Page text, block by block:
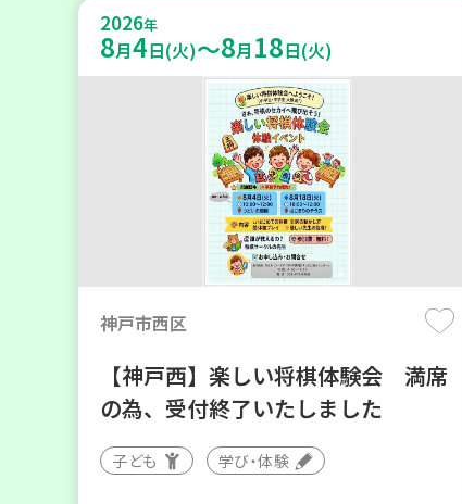
2026年
8月4日(火)～8月 18日(火)
神戸市西区
【神戸西】楽しい将棋体験会 満席
の為、受付終了いたしました
子ども 学び・体験